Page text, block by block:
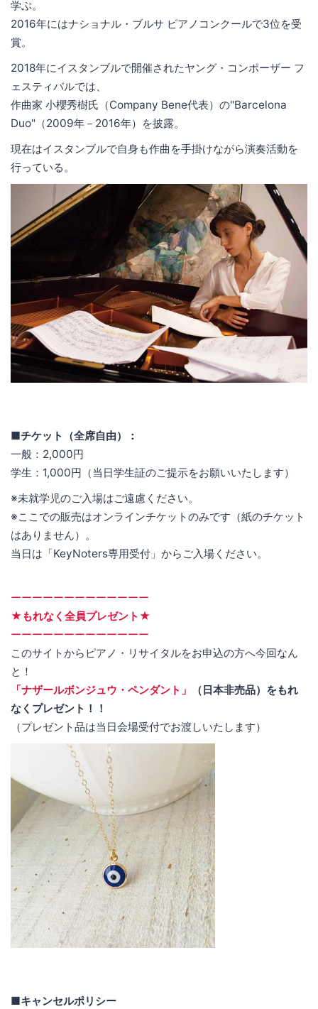
学ぶ。
2016年にはナショナル・ブルサ ピアノコンクールで3位を受
賞。
2018年にイスタンブルで開催されたヤング・コンポーザー フ
ェスティバルでは、
作曲家 小櫻秀樹氏（Company Bene代表）の"Barcelona
Duo"（2009年－2016年）を披露。
現在はイスタンブルで自身も作曲を手掛けながら演奏活動を
行っている。
■チケット（全席自由）：
一般：2,000円
学生：1,000円（当日学生証のご提示をお願いいたします）
※未就学児のご入場はご遠慮ください。
※ここでの販売はオンラインチケットのみです（紙のチケット
はありません）。
当日は「KeyNoters専用受付」からご入場ください。
ーーーーーーーーーーーーー
★もれなく全員プレゼント★
ーーーーーーーーーーーーー
このサイトからピアノ・リサイタルをお申込の方へ今回なん
と！
「ナザールボンジュウ・ペンダント」
（日本非売品）をもれ
なくプレゼント！！
（プレゼント品は当日会場受付でお渡しいたします）
■キャンセルポリシー